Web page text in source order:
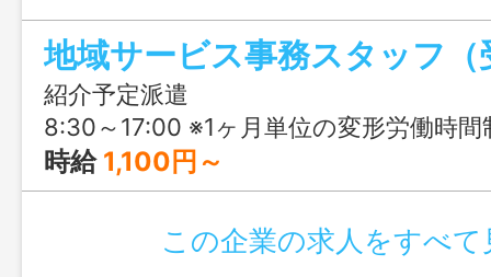
して働けます。期間終了後は直接雇用面
として安定した働き方が可能です。
紹介予定派遣
8:30～17:00 ※1ヶ月単位の変形労働時間
時給 1,100円～
この企業の求人をすべて